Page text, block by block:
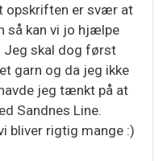
opskriften er svær at
så kan vi jo hjælpe
Jeg skal dog først
garn og da jeg ikke
jeg tænkt på at
Sandnes Line.
bliver rigtig mange :)